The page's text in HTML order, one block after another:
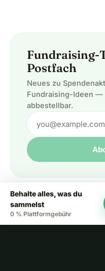
Fundraising-
Postfach
Neues zu
Fundraising-Ideen —
abbestellbar.
Behalte alles, was du
sammelst
0 % Plattformgebühr